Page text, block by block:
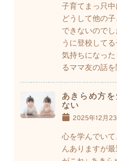
子育てまっ只
どうして他の
できないので
うに登校して
気持ちになっ
るママ友の話
あきらめ方
ない
2025年12月23
心を学んでい
んありますが